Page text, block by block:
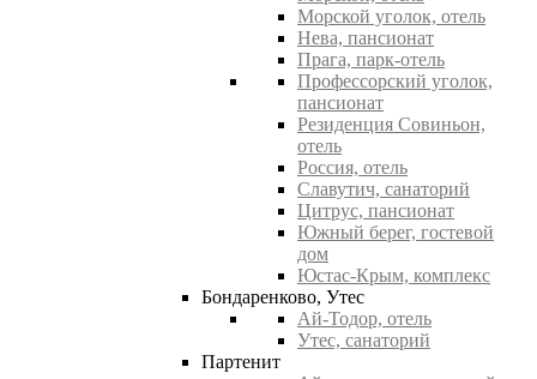
Морской уголок, отель
Нева, пансионат
Прага, парк-отель
Профессорский уголок,
пансионат
Резиденция Совиньон,
отель
Россия, отель
Славутич, санаторий
Цитрус, пансионат
Южный берег, гостевой
дом
Юстас-Крым, комплекс
Бондаренково, Утес
Ай-Тодор, отель
Утес, санаторий
Партенит